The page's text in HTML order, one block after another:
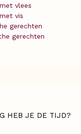
vlees
vis
gerechten
gerechten
HEB JE DE TIJD?